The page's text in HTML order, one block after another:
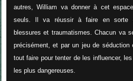
autres, William va donner à cet
seuls. Il va réussir à faire en sorte
blessures et traumatismes. Chacun va
précisément, et par un jeu de séduction
tout faire pour tenter de les influencer,
les plus dangereuses.